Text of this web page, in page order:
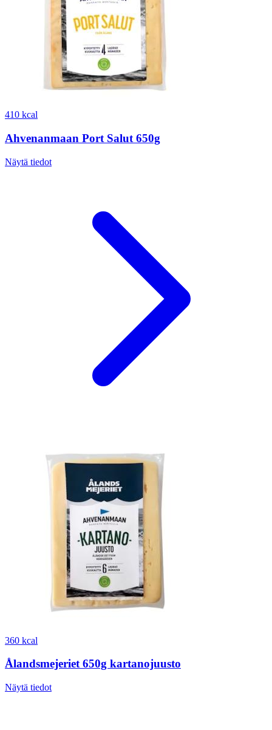
410 kcal
Ahvenanmaan Port Salut 650g
Näytä tiedot
360 kcal
Ålandsmejeriet 650g kartanojuusto
Näytä tiedot